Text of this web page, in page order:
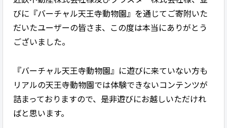
びに『バーチャル天王寺動物園』を通じてご寄附いた
だいたユーザーの皆さま、この度は本当にありがとう
ございました。
『バーチャル天王寺動物園』に遊びに来ていない方も
リアルの天王寺動物園では体験できないコンテンツが
詰まっておりますので、是非遊びにお越しいただけれ
ばと思います。